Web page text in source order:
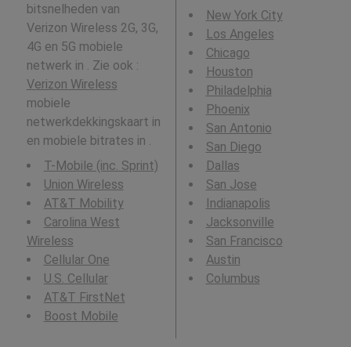
bitsnelheden van
Verizon Wireless 2G, 3G,
4G en 5G mobiele
netwerk in . Zie ook :
Verizon Wireless
mobiele
netwerkdekkingskaart in
en mobiele bitrates in .
T-Mobile (inc. Sprint)
Union Wireless
AT&T Mobility
Carolina West
Wireless
Cellular One
U.S. Cellular
AT&T FirstNet
Boost Mobile
New York City
Los Angeles
Chicago
Houston
Philadelphia
Phoenix
San Antonio
San Diego
Dallas
San Jose
Indianapolis
Jacksonville
San Francisco
Austin
Columbus